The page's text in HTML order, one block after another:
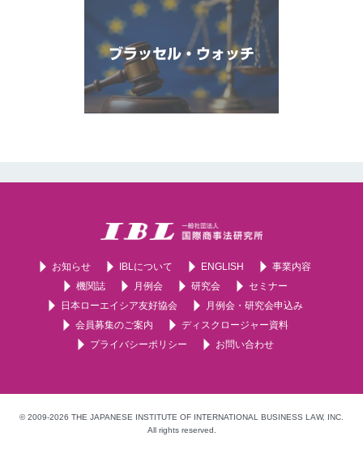
ブラッセル・ウォッチ
お知らせ IBLについて ENGLISH
事業内容
機関誌
月例会 研究会
セミナー
日本ローエイシア友好協会
月例会・研究会申込み
会員募集のご案内
ディスクロージャー資料
プライバシーポリシー
お問い合わせ
© 2009-2026 THE JAPANESE INSTITUTE OF INTERNATIONAL BUSINESS LAW, INC.
All rights reserved.